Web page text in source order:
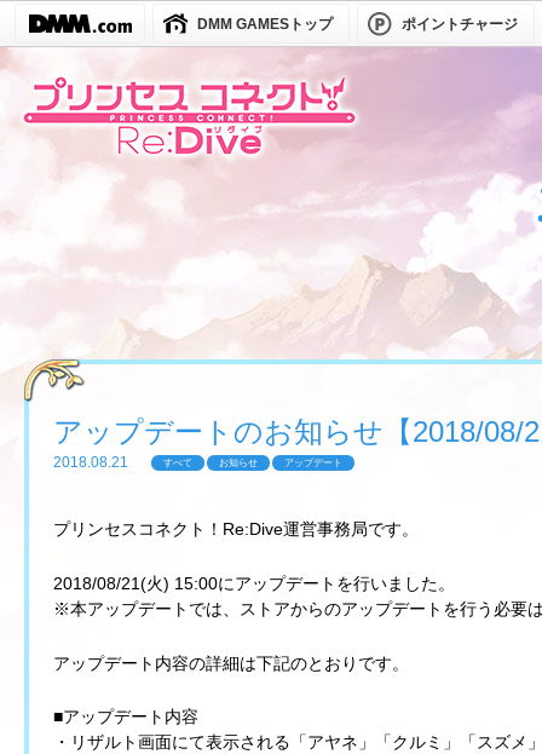
DMM GAMESトップ ポイントチャージ
アップデートのお知らせ【2018/08/
2018.08.21 すべて お知らせ アップデート
プリンセスコネクト！Re:Dive運営事務局です。
2018/08/21(火) 15:00にアップデートを行いました。
※本アップデートでは、ストアからのアップデートを行う必要
アップデート内容の詳細は下記のとおりです。
■アップデート内容
・リザルト画面にて表示される「アヤネ」「クルミ」「スズ